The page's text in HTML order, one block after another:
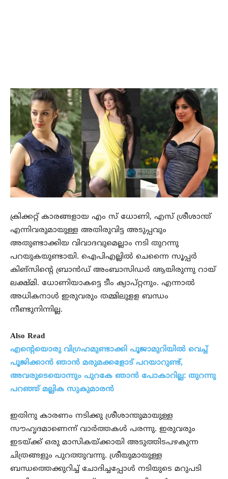
ക്രിക്കറ്റ് കാരങ്ങളായ എം സ് ധോണി, എസ് ശ്രീശാന്ത്
എന്നിവരുമായുള്ള അതിരുവിട്ട അടുപ്പവും
അതുണ്ടാക്കിയ വിവാദവുമെല്ലാം നടി തുറന്നു
പറയുകയുണ്ടായി. ഐപിഎല്ലിൽ ചെന്നൈ സൂപ്പർ
കിങ്‌സിന്റെ ബ്രാൻഡ് അംബാസിഡർ ആയിരുന്നു റായ്
ലക്ഷ്മി. ധോണിയാകട്ടെ ടീം ക്യാപ്റ്റനും. എന്നാൽ
അധികനാൾ ഇരുവരും തമ്മിലുളള ബന്ധം
നീണ്ടുനിന്നില്ല.
Also Read
എന്റെയൊരു വിഗ്രഹമുണ്ടാക്കി പൂജാമുറിയിൽ വെച്ച്
പൂജിക്കാൻ ഞാൻ മരുമക്കളോട് പറയാറുണ്ട്,
അവരുടെയൊന്നും പുറകേ ഞാൻ പോകാറില്ല: തുറന്നു
പറഞ്ഞ് മല്ലിക സുകുമാരൻ
ഇതിനു കാരണം നടിക്കു ശ്രീശാന്തുമായുള്ള
സൗഹൃദമാണെന്ന് വാർത്തകൾ പരന്നു. ഇരുവരും
ഇടയ്ക്ക് ഒരു മാസികയ്ക്കായി അടുത്തിടപഴകുന്ന
ചിത്രങ്ങളും പുറത്തുവന്നു. ശ്രീയുമായുള്ള
ബന്ധത്തെക്കുറിച്ച് ചോദിച്ചപ്പോൾ നടിയുടെ മറുപടി